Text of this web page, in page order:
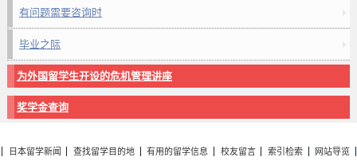
有问题需要咨询时
毕业之际
为外国留学生开设的危机管理讲座
奖学金查询
日本留学新闻 查找留学目的地 有用的留学信息 校友留言 索引检索
网站导览